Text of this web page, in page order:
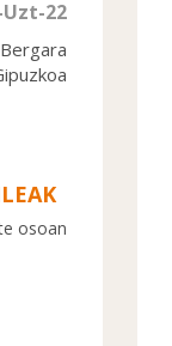
Uzt-22
Bergara
osoan